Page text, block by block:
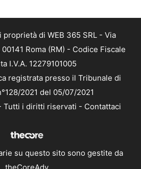
proprietà di WEB 365 SRL - Via
Roma (RM) - Codice Fiscale
I.V.A. 12279101005
registrata presso il Tribunale di
2021 del 05/07/2021
i diritti riservati - Contattaci
su questo sito sono gestite da